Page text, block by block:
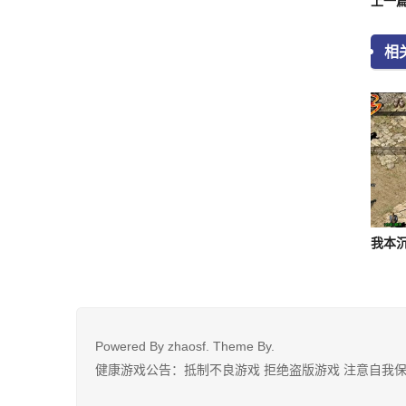
相
Powered By zhaosf. Theme By.
健康游戏公告：抵制不良游戏 拒绝盗版游戏 注意自我